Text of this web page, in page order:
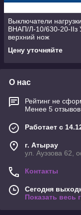
Выключатели нагрузки
ВНАП/Л-10/630-20-IIз
верхний нож
Цену уточняйте
О нас
Рейтинг не
Менее 5
Работает с
г. Атырау
ул. Ауэзова 62,
Контакты
Сегодня
Показать весь